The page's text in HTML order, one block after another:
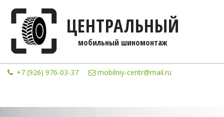
ЦЕНТРАЛЬНЫЙ
мобильны­­й шиномонтаж
+7 (926) 976-03-37 mobilniy-centr@mail.ru